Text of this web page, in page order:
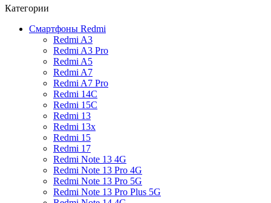
Категории
Смартфоны Redmi
Redmi A3
Redmi A3 Pro
Redmi A5
Redmi A7
Redmi A7 Pro
Redmi 14C
Redmi 15C
Redmi 13
Redmi 13x
Redmi 15
Redmi 17
Redmi Note 13 4G
Redmi Note 13 Pro 4G
Redmi Note 13 Pro 5G
Redmi Note 13 Pro Plus 5G